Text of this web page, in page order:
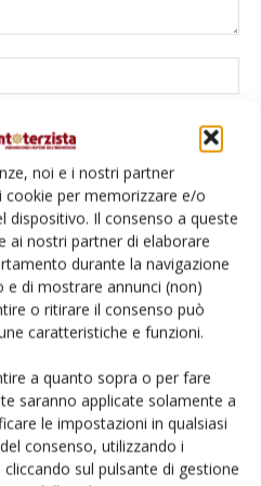
noi e i nostri partner
per memorizzare e/o
dispositivo. Il consenso a queste
ai nostri partner di elaborare
durante la navigazione
di mostrare annunci (non)
o ritirare il consenso può
caratteristiche e funzioni.
a quanto sopra o per fare
saranno applicate solamente a
le impostazioni in qualsiasi
consenso, utilizzando i
sul pulsante di gestione
web in questo browser per la